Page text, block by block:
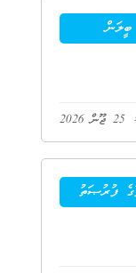
ބީލަން
ފުރުޞަތު